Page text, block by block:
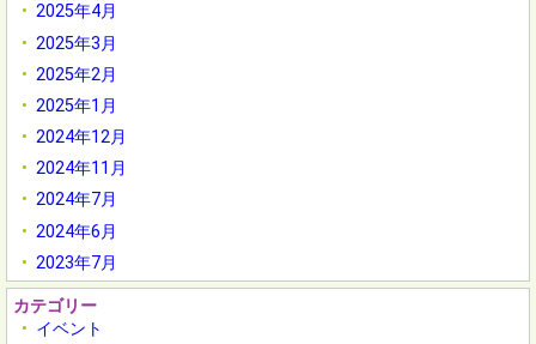
2025年4月
2025年3月
2025年2月
2025年1月
2024年12月
2024年11月
2024年7月
2024年6月
2023年7月
カテゴリー
イベント